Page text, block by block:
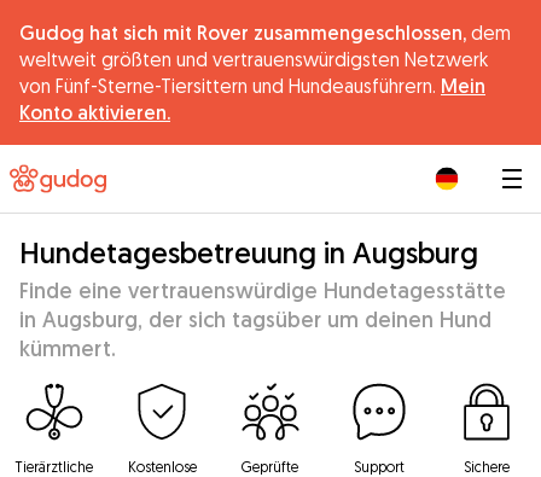
Gudog hat sich mit Rover zusammengeschlossen, dem
weltweit größten und vertrauenswürdigsten Netzwerk
von Fünf-Sterne-Tiersittern und Hundeausführern. Mein
Konto aktivieren.
Hundetagesbetreuung in Augsburg
Finde eine vertrauenswürdige Hundetagesstätte
in Augsburg, der sich tagsüber um deinen Hund
kümmert.
Tierärztliche
Kostenlose
Geprüfte
Support
Sichere